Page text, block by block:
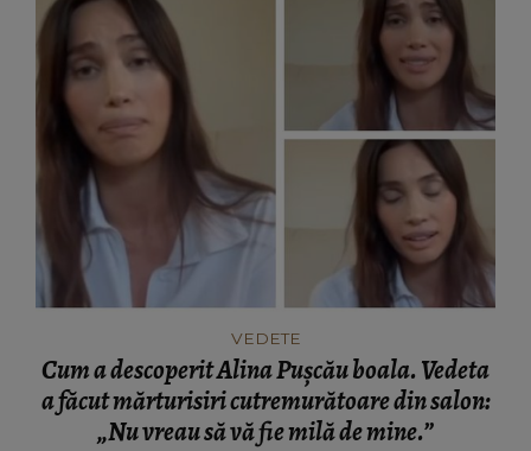
VEDETE
Cum a descoperit Alina Pușcău boala. Vedeta
a făcut mărturisiri cutremurătoare din salon:
„Nu vreau să vă fie milă de mine.”